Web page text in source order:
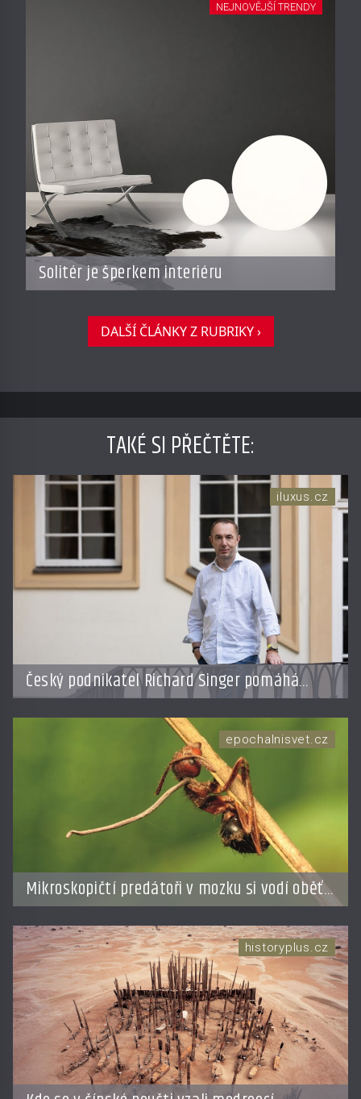
Solitér je šperkem interiéru
NEJNOVĚJŠÍ TRENDY
DALŠÍ ČLÁNKY Z RUBRIKY ›
TAKÉ SI PŘEČTĚTE:
Český podnikatel Richard Singer pomáhá
přenést bhútánský koncept hrubého
národního štěstí do světa byznysu
iluxus.cz
Mikroskopičtí predátoři v mozku si vodí oběť
jako loutku
epochalnisvet.cz
historyplus.cz